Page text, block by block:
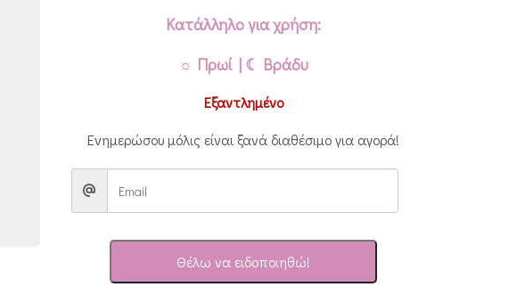
Κατάλληλο για χρήση:
☼ Πρωί | ☾ Βράδυ
Εξαντλημένο
Ενημερώσου μόλις είναι ξανά διαθέσιμο για αγορά!
Θέλω να ειδοποιηθώ!